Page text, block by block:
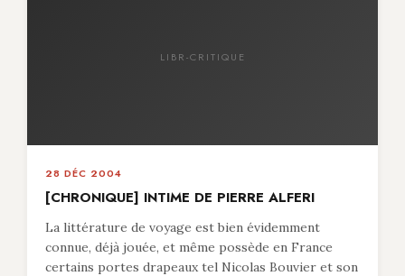
LIBR-CRITIQUE
28 DÉC 2004
[CHRONIQUE] INTIME DE PIERRE ALFERI
La littérature de voyage est bien évidemment
connue, déjà jouée, et même possède en France
certains portes drapeaux tel Nicolas Bouvier et son